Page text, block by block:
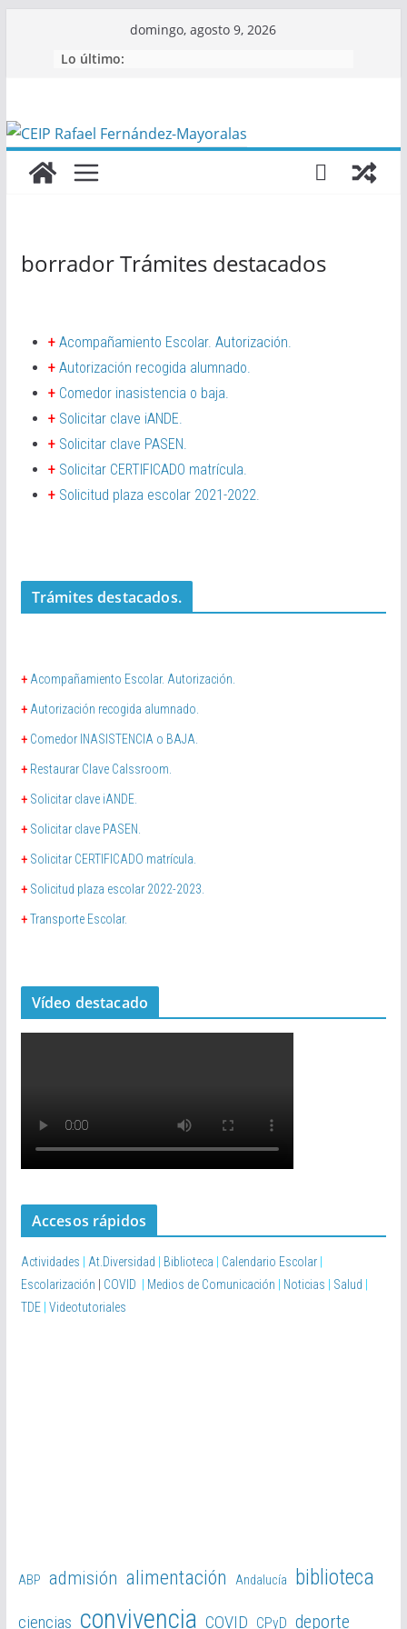
domingo, agosto 9, 2026
Lo último:
borrador Trámites destacados
+ Acompañamiento Escolar. Autorización.
+ Autorización recogida alumnado.
+ Comedor inasistencia o baja.
+ Solicitar clave iANDE.
+ Solicitar clave PASEN.
+ Solicitar CERTIFICADO matrícula.
+ Solicitud plaza escolar 2021-2022.
Trámites destacados.
+ Acompañamiento Escolar. Autorización.
+ Autorización recogida alumnado.
+ Comedor INASISTENCIA o BAJA.
+ Restaurar Clave Calssroom.
+ Solicitar clave iANDE.
+ Solicitar clave PASEN.
+ Solicitar CERTIFICADO matrícula.
+ Solicitud plaza escolar 2022-2023.
+Transporte Escolar.
Vídeo destacado
Accesos rápidos
Actividades At.Diversidad Biblioteca Calendario Escolar
Escolarización
COVID Medios de Comunicación Noticias Salud
TDE Videotutoriales
ABP admisión alimentación Andalucía biblioteca
ciencias convivencia COVID CPyD deporte